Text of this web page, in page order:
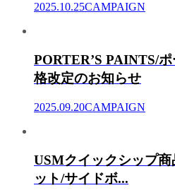
2025.10.25CAMPAIGN
PORTER’S PAINTS/
格改定のお知らせ
2025.09.20CAMPAIGN
USMクイックシップ
ット/サイドボ...